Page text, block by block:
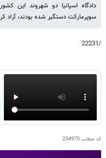
دادگاه اسپانیا دو شهروند این
سوپرمارکت دستگیر شده بودند، آزاد
/22231
کد مطلب234970